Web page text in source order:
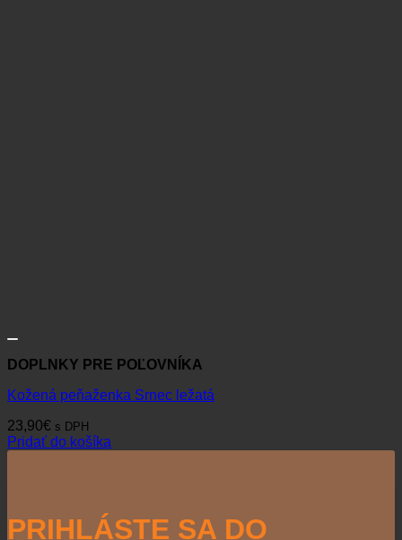
DOPLNKY PRE POĽOVNÍKA
Kožená peňaženka Srnec ležatá
23,90€ s DPH
Pridať do košíka
PRIHLÁSTE SA DO